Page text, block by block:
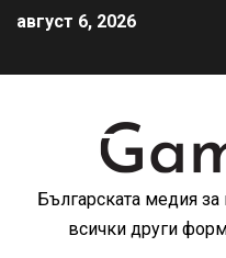
август 6, 2026
Българската медия
всички други